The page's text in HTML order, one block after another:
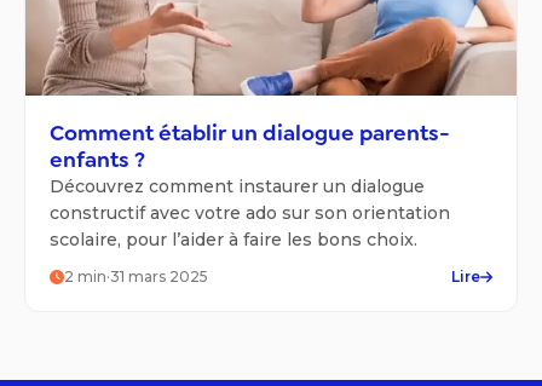
Comment établir un dialogue parents-
enfants ?
Découvrez comment instaurer un dialogue
constructif avec votre ado sur son orientation
scolaire, pour l’aider à faire les bons choix.
2 min·31 mars 2025 Lire